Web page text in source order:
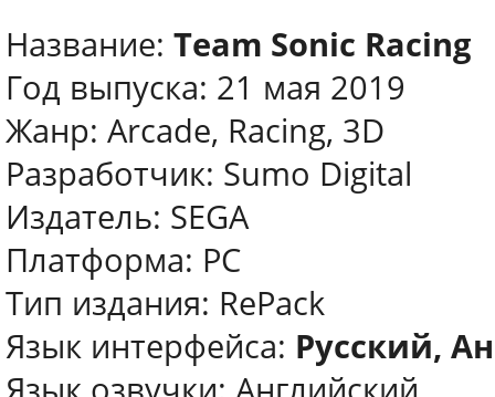
Название: Team Sonic Racing
Год выпуска: 21 мая 2019
Жанр: Arcade, Racing, 3D
Разработчик: Sumo Digital
Издатель: SEGA
Платформа: PC
Тип издания: RePack
Язык интерфейса: Русский,